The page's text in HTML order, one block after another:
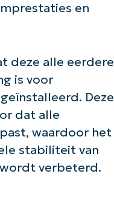
en
deze alle eerdere
is voor
Deze
dat alle
waardoor het
stabiliteit van
wordt verbeterd.